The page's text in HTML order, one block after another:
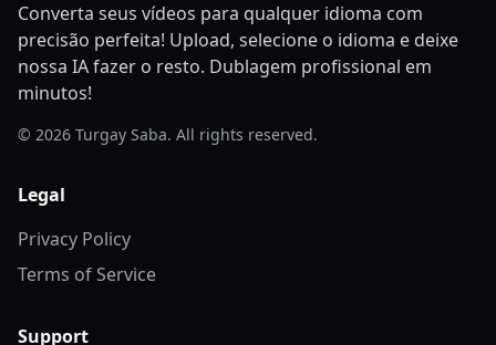
Converta seus vídeos para qualquer idioma com
precisão perfeita! Upload, selecione o idioma e deixe
nossa IA fazer o resto. Dublagem profissional em
minutos!
© 2026 Turgay Saba. All rights reserved.
Legal
Privacy Policy
Terms of Service
Support